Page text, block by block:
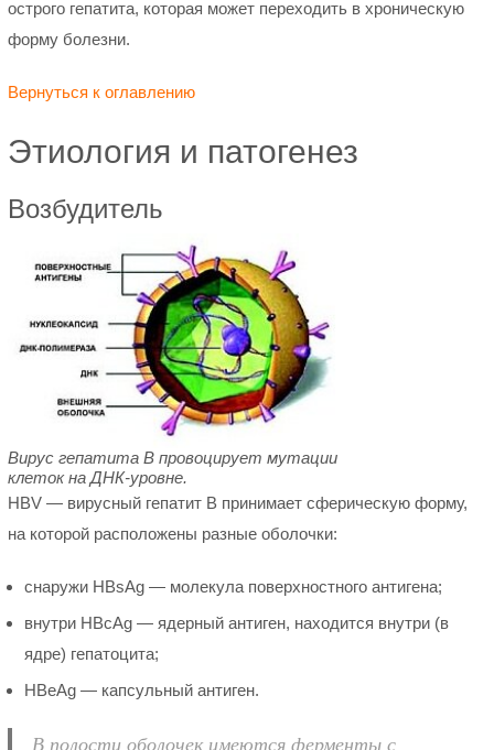
острого гепатита, которая может переходить в хроническую
форму болезни.
Вернуться к оглавлению
Этиология и патогенез
Возбудитель
Вирус гепатита В провоцирует мутации
клеток на ДНК-уровне.
HBV — вирусный гепатит В принимает сферическую форму,
на которой расположены разные оболочки:
снаружи HBsAg — молекула поверхностного антигена;
внутри HBcAg — ядерный антиген, находится внутри (в
ядре) гепатоцита;
HBeAg — капсульный антиген.
В полости оболочек имеются ферменты с